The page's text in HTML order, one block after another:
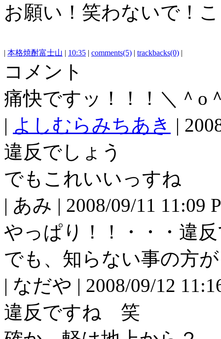
お願い！笑わないで！
| 本格焼酎富士山 | 10:35 | comments(5) | trackbacks(0) |
コメント
痛快ですッ！！！＼＾o
| よしむらみちあき |
違反でしょう
でもこれいいっすね
| あみ | 2008/09/11 11:09
やっぱり！！・・・違
でも、知らない事の方
| なだや | 2008/09/12
違反ですね 笑